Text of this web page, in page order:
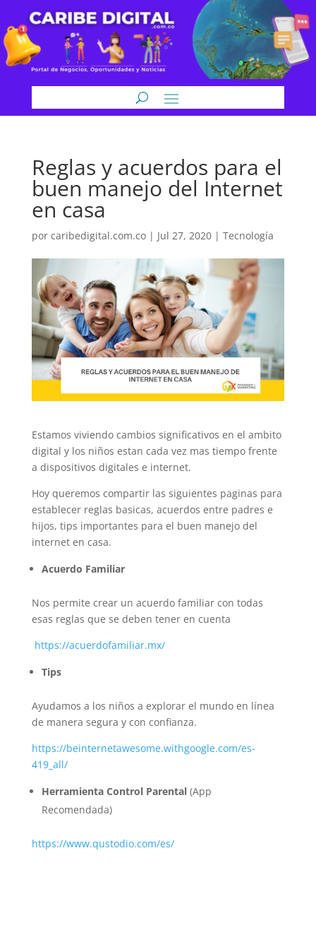
Reglas y acuerdos para el
buen manejo del Internet
en casa
por caribedigital.com.co| Jul 27, 2020| Tecnología
Estamos viviendo cambios significativos en el ambito
digital y los niños estan cada vez mas tiempo frente
a dispositivos digitales e internet.
Hoy queremos compartir las siguientes paginas para
establecer reglas basicas, acuerdos entre padres e
hijos, tips importantes para el buen manejo del
internet en casa.
Acuerdo Familiar
Nos permite crear un acuerdo familiar con todas
esas reglas que se deben tener en cuenta
https://acuerdofamiliar.mx/
Tips
Ayudamos a los niños a explorar el mundo en línea
de manera segura y con confianza.
https://beinternetawesome.withgoogle.com/es-
419_all/
Herramienta Control Parental(App
Recomendada)
https://www.qustodio.com/es/